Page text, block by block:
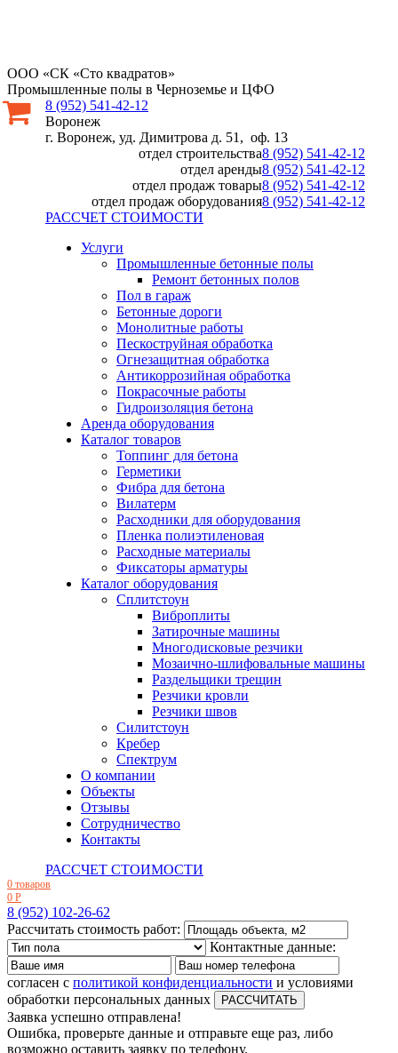
ООО «СК «Сто квадратов»
Промышленные полы в Черноземье и ЦФО
8 (952) 541-42-12
Воронеж
г. Воронеж, уд. Димитрова д. 51, оф. 13
отдел строительства8 (952) 541-42-12
отдел аренды8 (952) 541-42-12
отдел продаж товары8 (952) 541-42-12
отдел продаж оборудования8 (952) 541-42-12
РАССЧЕТ СТОИМОСТИ
Услуги
Промышленные бетонные полы
Ремонт бетонных полов
Пол в гараж
Бетонные дороги
Монолитные работы
Пескоструйная обработка
Огнезащитная обработка
Антикоррозийная обработка
Покрасочные работы
Гидроизоляция бетона
Аренда оборудования
Каталог товаров
Топпинг для бетона
Герметики
Фибра для бетона
Вилатерм
Расходники для оборудования
Пленка полиэтиленовая
Расходные материалы
Фиксаторы арматуры
Каталог оборудования
Сплитстоун
Виброплиты
Затирочные машины
Многодисковые резчики
Мозаично-шлифовальные машины
Раздельщики трещин
Резчики кровли
Резчики швов
Силитстоун
Кребер
Спектрум
О компании
Объекты
Отзывы
Сотрудничество
Контакты
РАССЧЕТ СТОИМОСТИ
0 товаров
0 Р
8 (952) 102-26-62
Рассчитать стоимость работ:
Контактные данные:
согласен с политикой конфиденциальности и условиями
обработки персональных данных
Заявка успешно отправлена!
Ошибка, проверьте данные и отправьте еще раз, либо
возможно оставить заявку по телефону.